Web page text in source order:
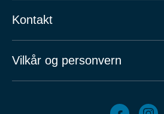
Kontakt
Vilkår og personvern